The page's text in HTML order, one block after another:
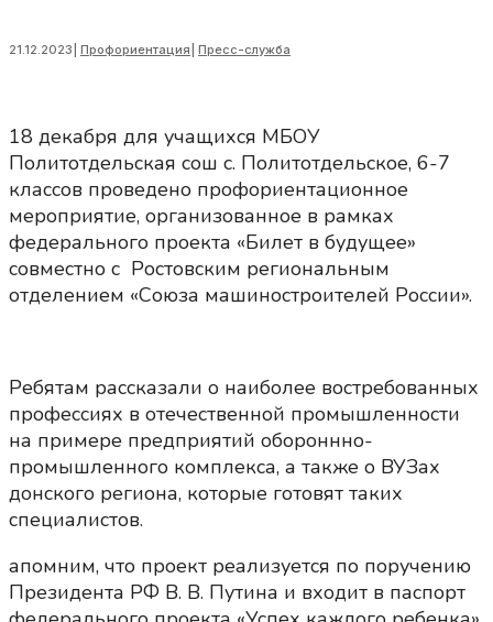
21.12.2023 Профориентация Пресс-служба
18 декабря для учащихся МБОУ
Политотдельская сош с. Политотдельское, 6-7
классов проведено профориентационное
мероприятие, организованное в рамках
федерального проекта «Билет в будущее»
совместно с Ростовским региональным
отделением «Союза машиностроителей России».
Ребятам рассказали о наиболее востребованных
профессиях в отечественной промышленности
на примере предприятий обороннно-
промышленного комплекса, а также о ВУЗах
донского региона, которые готовят таких
специалистов.
апомним, что проект реализуется по поручению
Президента РФ В. В. Путина и входит в паспорт